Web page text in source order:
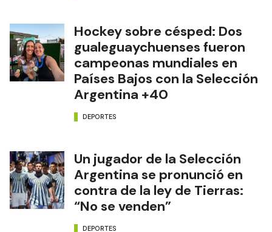
Hockey sobre césped: Dos
gualeguaychuenses fueron
campeonas mundiales en
Países Bajos con la Selección
Argentina +40
DEPORTES
Un jugador de la Selección
Argentina se pronunció en
contra de la ley de Tierras:
“No se venden”
DEPORTES